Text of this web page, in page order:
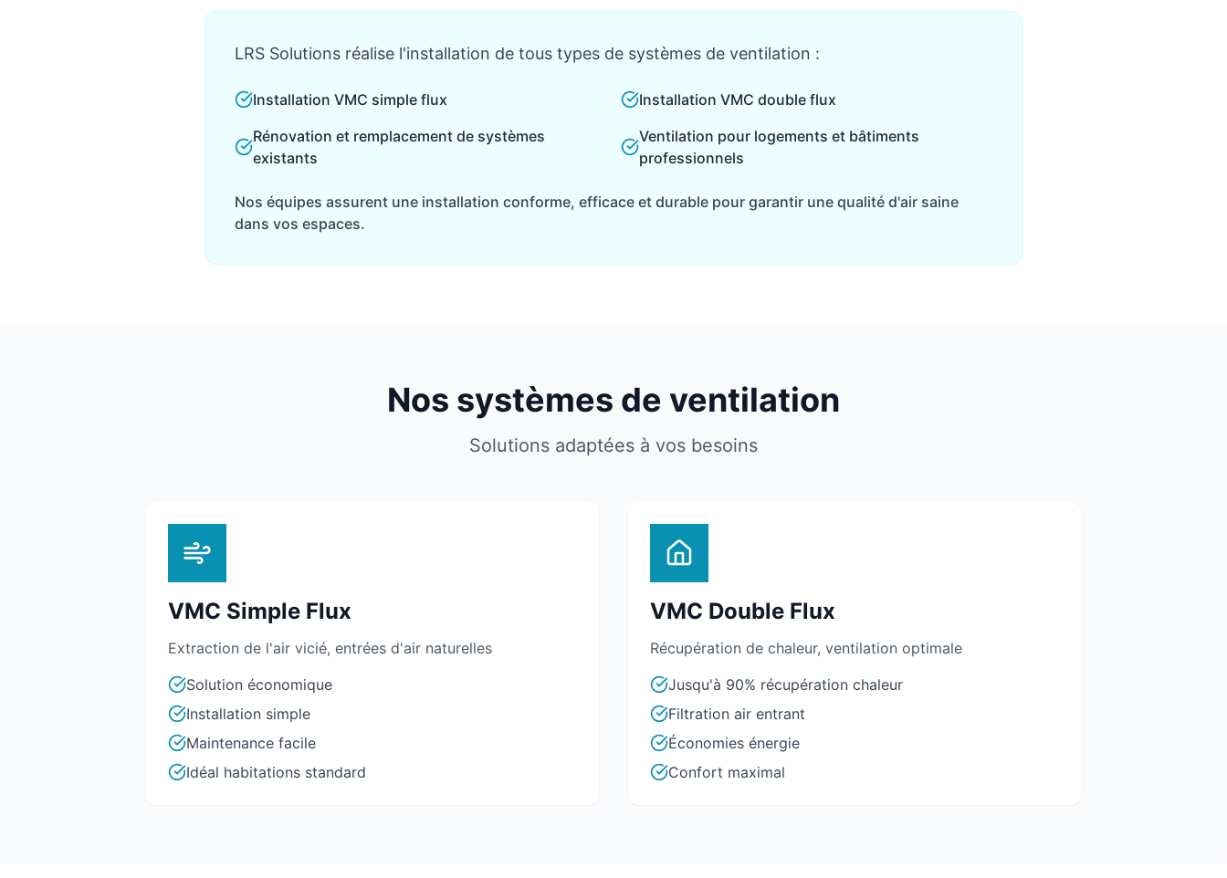
LRS Solutions réalise l'installation de tous types de systèmes de ventilation :
Installation VMC simple flux
Installation VMC double flux
Rénovation et remplacement de systèmes
existants
Ventilation pour logements et bâtiments
professionnels
Nos équipes assurent une installation conforme, efficace et durable pour garantir une qualité d'air saine
dans vos espaces.
Nos systèmes de ventilation
Solutions adaptées à vos besoins
VMC Simple Flux
Extraction de l'air vicié, entrées d'air naturelles
Solution économique
Installation simple
Maintenance facile
Idéal habitations standard
VMC Double Flux
Récupération de chaleur, ventilation optimale
Jusqu'à 90% récupération chaleur
Filtration air entrant
Économies énergie
Confort maximal